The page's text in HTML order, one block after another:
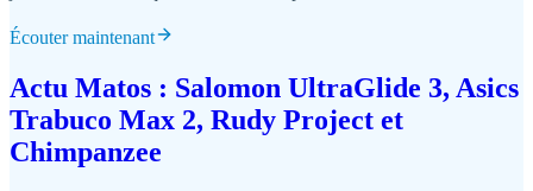
Écouter maintenant
Actu Matos : Salomon UltraGlide 3, Asics
Trabuco Max 2, Rudy Project et
Chimpanzee